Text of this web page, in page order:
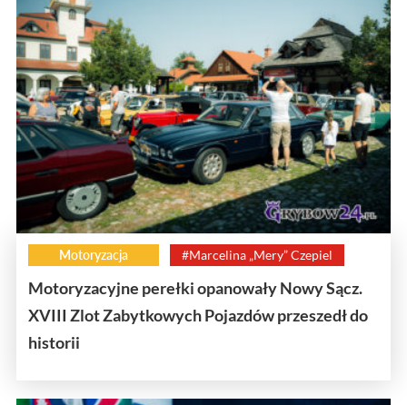
Motoryzacja #Marcelina „Mery” Czepiel
Motoryzacyjne perełki opanowały Nowy Sącz.
XVIII Zlot Zabytkowych Pojazdów przeszedł do
historii